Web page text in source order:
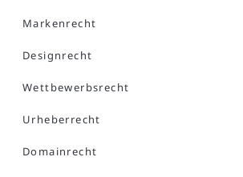
Markenrecht
Designrecht
Wettbewerbsrecht
Urheberrecht
Domainrecht